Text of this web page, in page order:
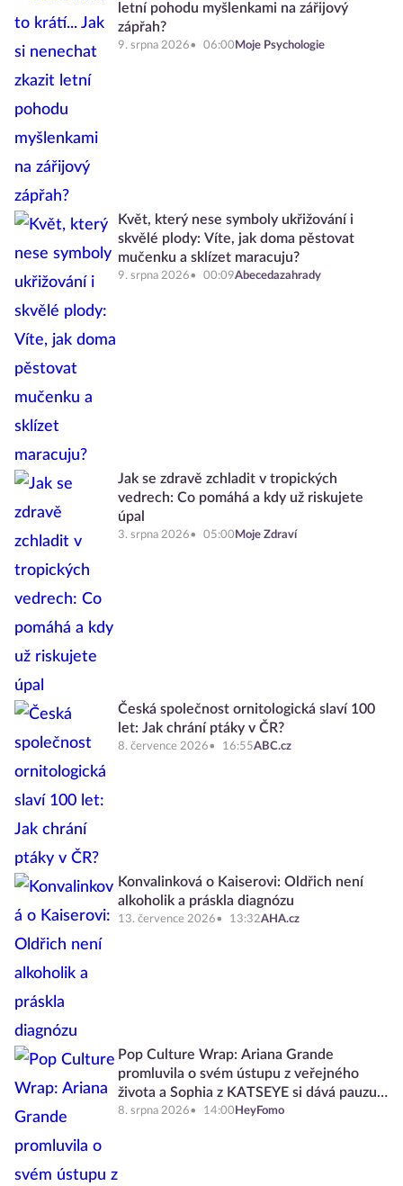
letní pohodu myšlenkami na zářijový
zápřah?
9. srpna 2026 06:00 Moje Psychologie
Květ, který nese symboly ukřižování i
skvělé plody: Víte, jak doma pěstovat
mučenku a sklízet maracuju?
9. srpna 2026 00:09Abecedazahrady
Jak se zdravě zchladit v tropických
vedrech: Co pomáhá a kdy už riskujete
úpal
3. srpna 2026 05:00 Moje Zdraví
Česká společnost ornitologická slaví 100
let: Jak chrání ptáky v ČR?
8. července 2026 16:55ABC.cz
Konvalinková o Kaiserovi: Oldřich není
alkoholik a práskla diagnózu
13. července 2026 13:32AHA.cz
Pop Culture Wrap: Ariana Grande
promluvila o svém ústupu z veřejného
života a Sophia z KATSEYE si dává pauzu
od skupiny
8. srpna 2026 14:00 HeyFomo